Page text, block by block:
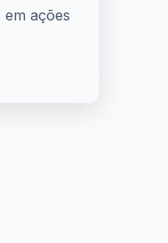
ações